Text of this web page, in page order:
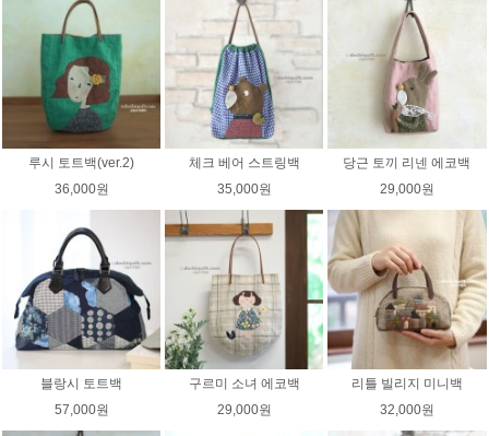
루시 토트백(ver.2)
36,000원
체크 베어 스트링백
35,000원
당근 토끼 리넨 에코백
29,000원
블랑시 토트백
57,000원
구르미 소녀 에코백
29,000원
리틀 빌리지 미니백
32,000원